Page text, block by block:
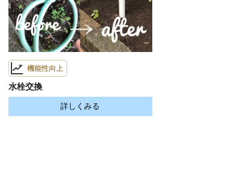
機能性向上
水栓交換
詳しくみる